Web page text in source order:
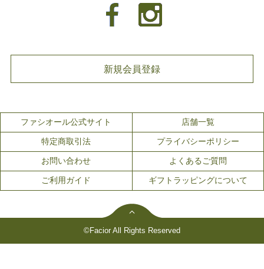
新規会員登録
ファシオール公式サイト 店舗一覧
特定商取引法 プライバシーポリシー
お問い合わせ よくあるご質問
ご利用ガイド ギフトラッピングについて
©Facior All Rights Reserved